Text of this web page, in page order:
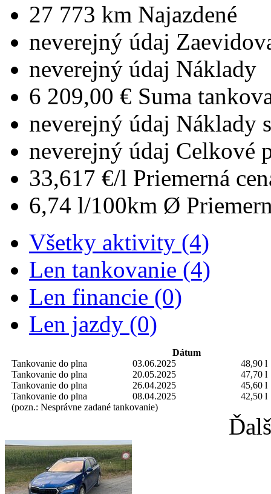
27 773 km Najazdené
neverejný údaj
neverejný údaj Náklady
6 209,00 € Suma
neverejný údaj Náklady
neverejný údaj Celkové
33,617 €/l Priemerná
6,74 l/100km Ø
Všetky aktivity (4)
Len tankovanie (4)
Len financie (0)
Len jazdy (0)
Dátum
Tankovanie do plna
03.06.2025
48,90 l
Tankovanie do plna
20.05.2025
47,70 l
Tankovanie do plna
26.04.2025
45,60 l
Tankovanie do plna
08.04.2025
42,50 l
(pozn.: Nesprávne zadané tankovanie)